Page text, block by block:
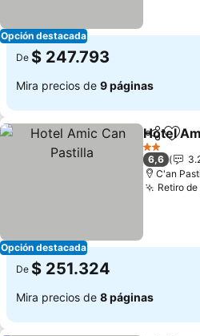
Opción destacada
De $ 247.793
Mira precios de 9 páginas
Opción destacada
Compartir
Hotel
2 Estrellas
6,6
C'an
Retiro
De $ 251.324
Mira precios de 8 páginas